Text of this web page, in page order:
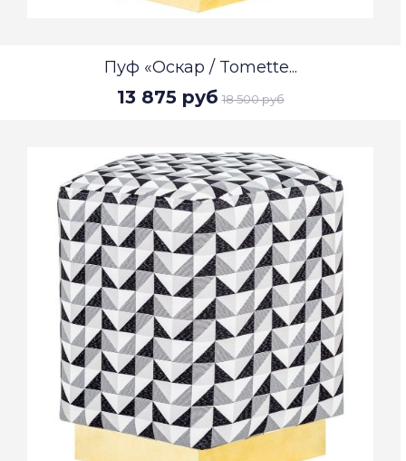
Пуф «Оскар / Tomette...
13 875 руб 18 500 руб